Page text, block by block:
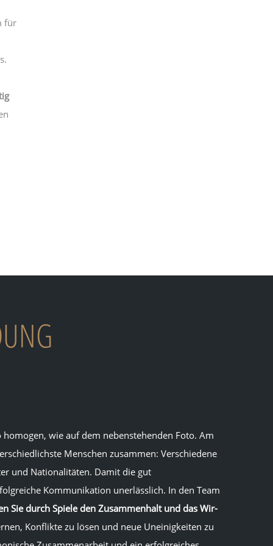
für
wie auf dem nebenstehenden Foto. Am
Menschen zusammen: Verschiedene
und Nationalitäten. Damit die gut
Kommunikation unerlässlich. In den Team
Sie durch Spiele den Zusammenhalt und das Wir-
Konflikte zu lösen und neue Uneinigkeiten zu